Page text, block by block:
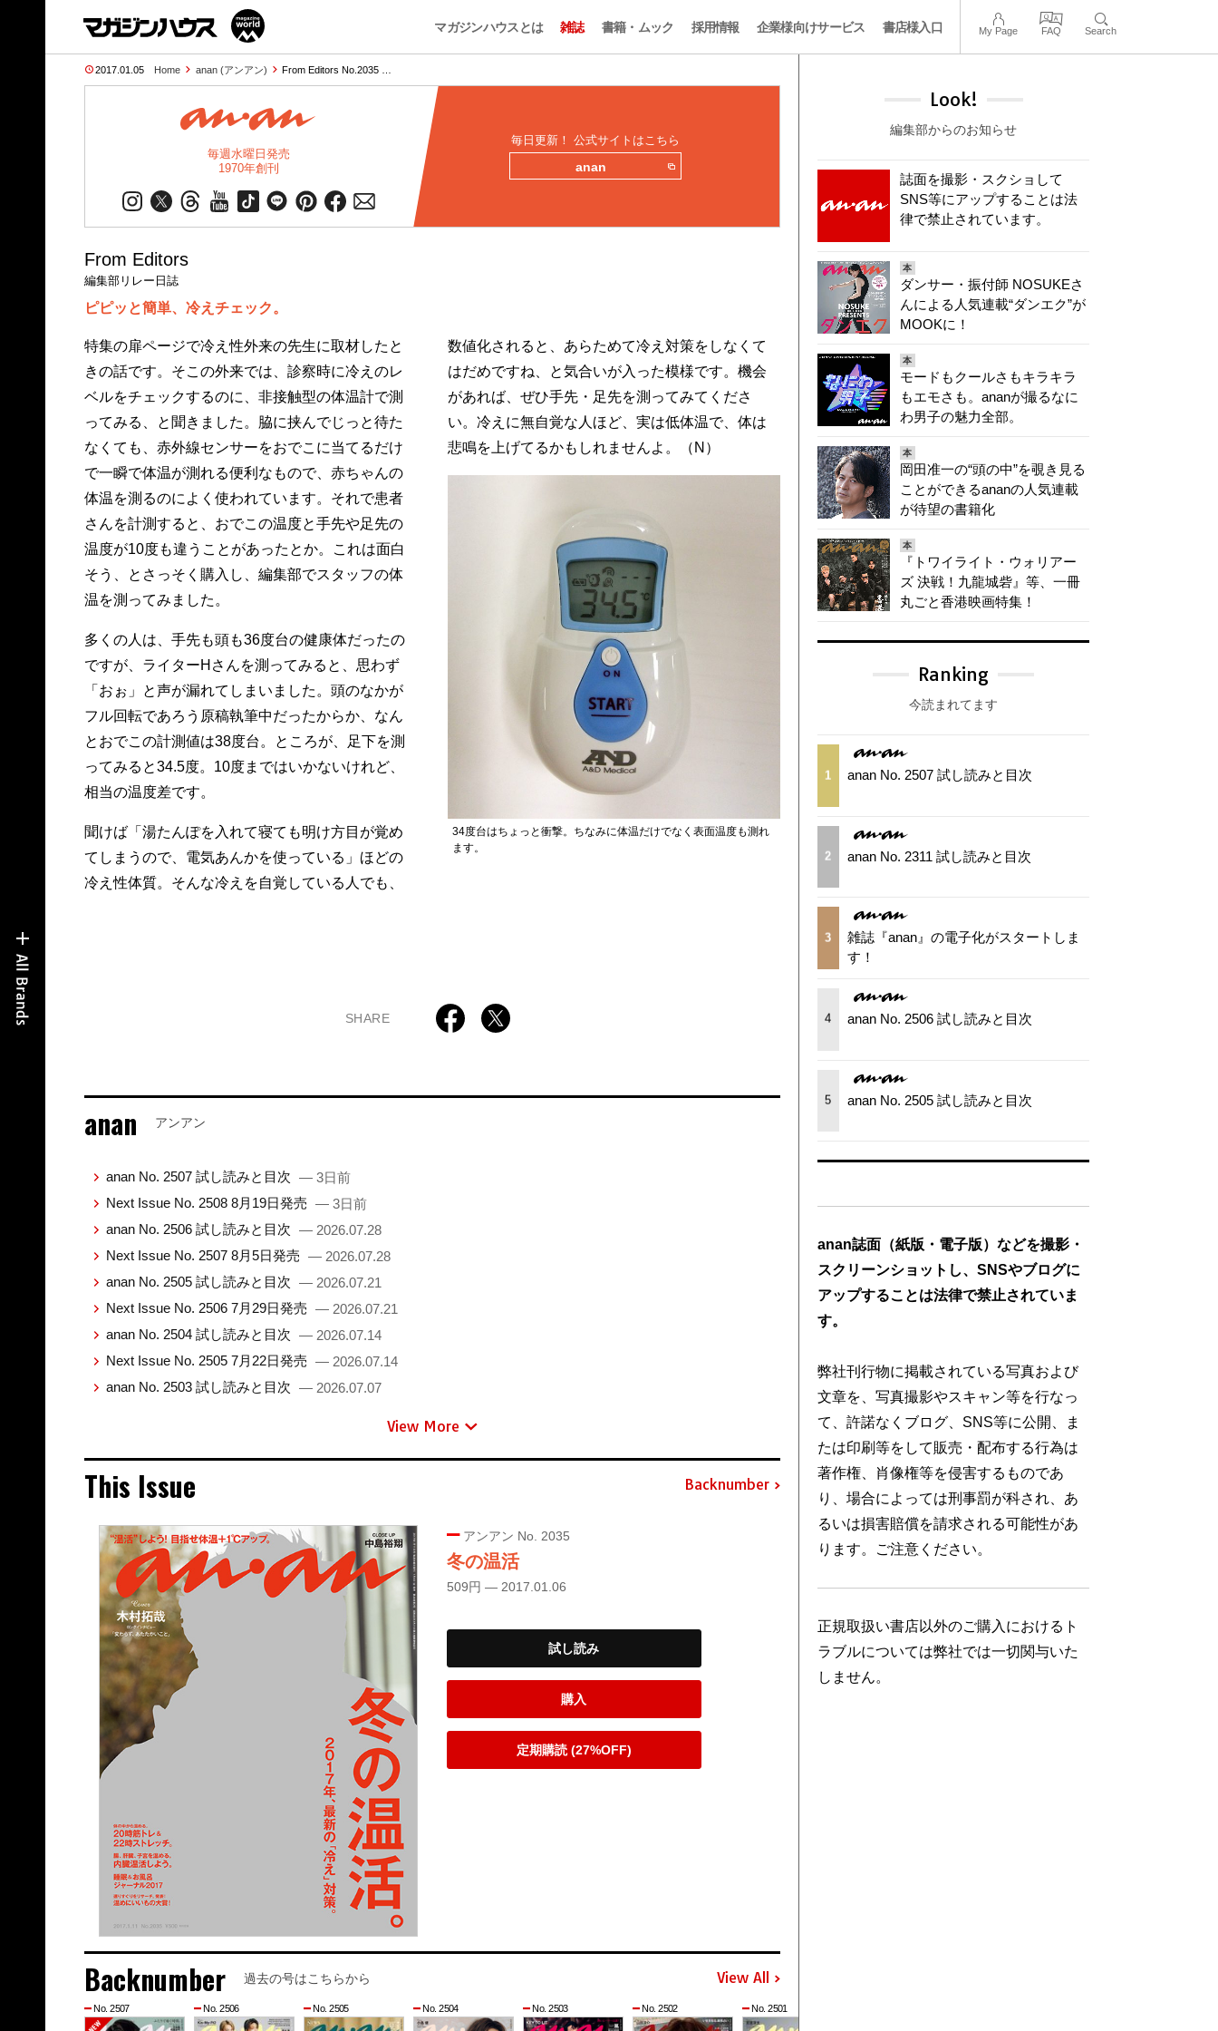
マガジンハウスとは 雑誌 書籍・ムック 採用情報 企業様向けサービス 書店様入口 My Page FAQ Search
2017.01.05 Home anan (アンアン) From Editors No.2035 …
毎週水曜日発売
1970年創刊
毎日更新！ 公式サイトはこちら
anan
From Editors
編集部リレー日誌
ピピッと簡単、冷えチェック。
特集の扉ページで冷え性外来の先生に取材したと
きの話です。そこの外来では、診察時に冷えのレ
ベルをチェックするのに、非接触型の体温計で測
ってみる、と聞きました。脇に挟んでじっと待た
なくても、赤外線センサーをおでこに当てるだけ
で一瞬で体温が測れる便利なもので、赤ちゃんの
体温を測るのによく使われています。それで患者
さんを計測すると、おでこの温度と手先や足先の
温度が10度も違うことがあったとか。これは面白
そう、とさっそく購入し、編集部でスタッフの体
温を測ってみました。
多くの人は、手先も頭も36度台の健康体だったの
ですが、ライターHさんを測ってみると、思わず
「おぉ」と声が漏れてしまいました。頭のなかが
フル回転であろう原稿執筆中だったからか、なん
とおでこの計測値は38度台。ところが、足下を測
ってみると34.5度。10度まではいかないけれど、
相当の温度差です。
聞けば「湯たんぽを入れて寝ても明け方目が覚め
てしまうので、電気あんかを使っている」ほどの
冷え性体質。そんな冷えを自覚している人でも、
数値化されると、あらためて冷え対策をしなくて
はだめですね、と気合いが入った模様です。機会
があれば、ぜひ手先・足先を測ってみてくださ
い。冷えに無自覚な人ほど、実は低体温で、体は
悲鳴を上げてるかもしれませんよ。（N）
34度台はちょっと衝撃。ちなみに体温だけでなく表面温度も測れ
ます。
SHARE
anan アンアン
anan No. 2507 試し読みと目次 — 3日前
Next Issue No. 2508 8月19日発売 — 3日前
anan No. 2506 試し読みと目次 — 2026.07.28
Next Issue No. 2507 8月5日発売 — 2026.07.28
anan No. 2505 試し読みと目次 — 2026.07.21
Next Issue No. 2506 7月29日発売 — 2026.07.21
anan No. 2504 試し読みと目次 — 2026.07.14
Next Issue No. 2505 7月22日発売 — 2026.07.14
anan No. 2503 試し読みと目次 — 2026.07.07
View More
This Issue Backnumber
アンアン No. 2035
冬の温活
509円 — 2017.01.06
試し読み
購入
定期購読 (27%OFF)
Backnumber 過去の号はこちらから View All
No. 2507 No. 2506 No. 2505 No. 2504 No. 2503 No. 2502 No. 2501
Look!
編集部からのお知らせ
誌面を撮影・スクショして
SNS等にアップすることは法
律で禁止されています。
本
ダンサー・振付師 NOSUKEさ
んによる人気連載“ダンエク”が
MOOKに！
本
モードもクールさもキラキラ
もエモさも。ananが撮るなに
わ男子の魅力全部。
本
岡田准一の“頭の中”を覗き見る
ことができるananの人気連載
が待望の書籍化
本
『トワイライト・ウォリアー
ズ 決戦！九龍城砦』等、一冊
丸ごと香港映画特集！
Ranking
今読まれてます
1 anan No. 2507 試し読みと目次
2 anan No. 2311 試し読みと目次
3
雑誌『anan』の電子化がスタートしま
す！
4 anan No. 2506 試し読みと目次
5 anan No. 2505 試し読みと目次
anan誌面（紙版・電子版）などを撮影・
スクリーンショットし、SNSやブログに
アップすることは法律で禁止されていま
す。
弊社刊行物に掲載されている写真および
文章を、写真撮影やスキャン等を行なっ
て、許諾なくブログ、SNS等に公開、ま
たは印刷等をして販売・配布する行為は
著作権、肖像権等を侵害するものであ
り、場合によっては刑事罰が科され、あ
るいは損害賠償を請求される可能性があ
ります。ご注意ください。
正規取扱い書店以外のご購入におけるト
ラブルについては弊社では一切関与いた
しません。